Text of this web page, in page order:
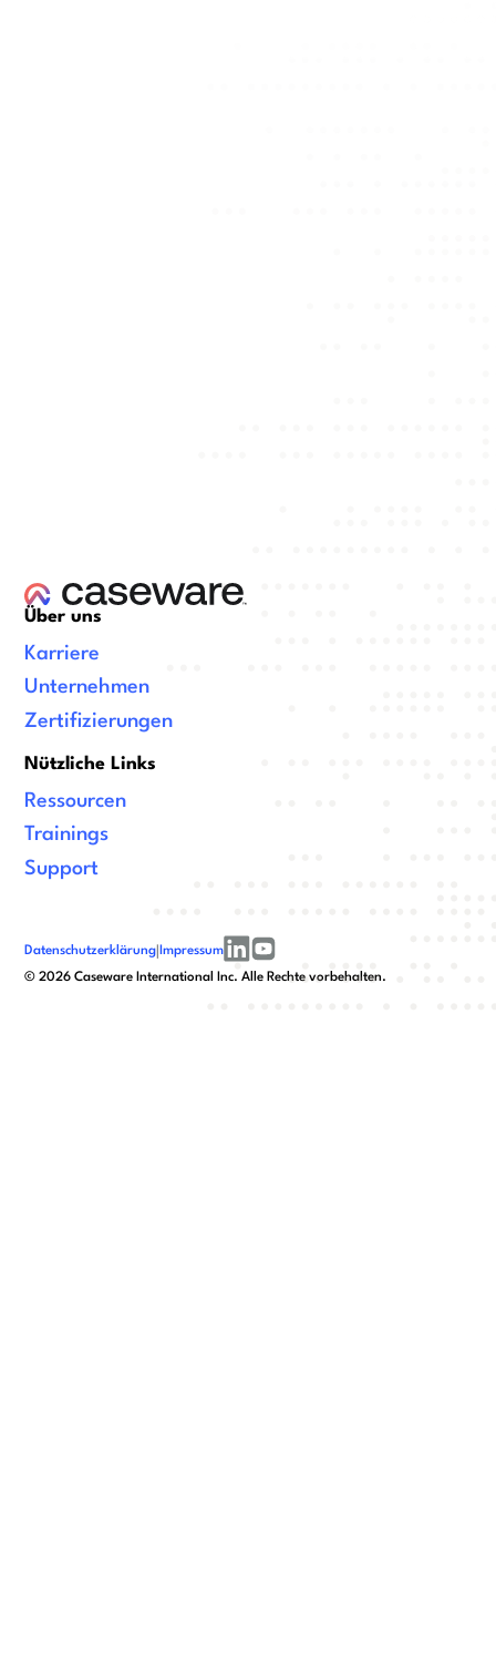
Über uns
Karriere
Unternehmen
Zertifizierungen
Nützliche Links
Ressourcen
Trainings
Support
©2026 Caseware International Inc. Alle Rechte vorbehalten.
Datenschutzerklärung | Impressum
linkedinyoutube